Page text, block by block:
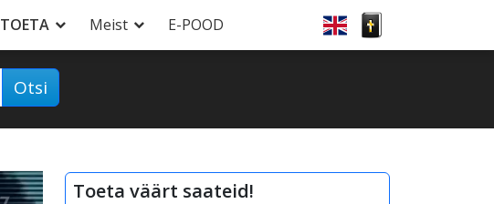
TOETA Meist E-POOD
Otsi
Toeta väärt saateid!